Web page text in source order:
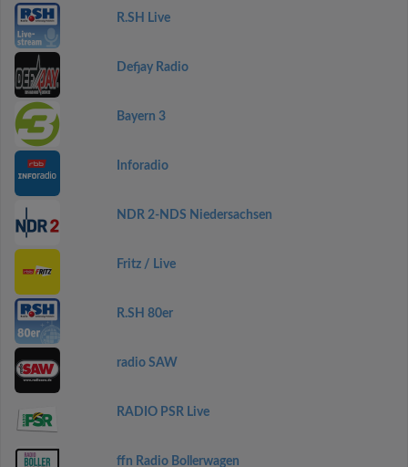
R.SH Live
Defjay Radio
Bayern 3
Inforadio
NDR 2-NDS Niedersachsen
Fritz / Live
R.SH 80er
radio SAW
RADIO PSR Live
ffn Radio Bollerwagen